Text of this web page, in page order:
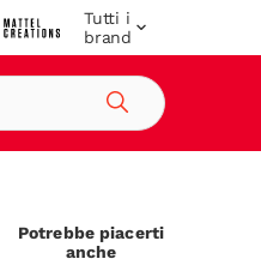
Tutti i
brand
Cerca
Potrebbe piacerti
anche